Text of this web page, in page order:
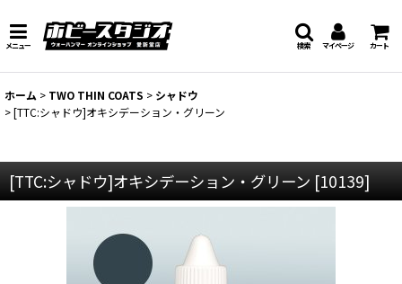
メニュー マイページ カート
検索
ホーム > TWO THIN COATS > シャドウ
>[TTC:シャドウ]オキシデーション・グリーン
[TTC:シャドウ]オキシデーション・グリーン [10139]